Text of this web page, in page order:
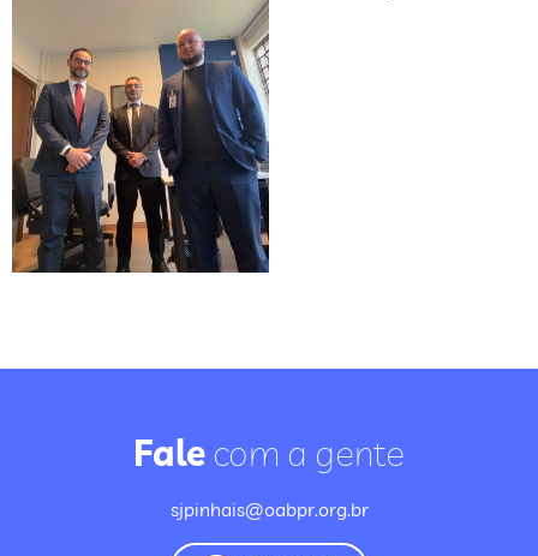
Fale com a gente
sjpinhais@oabpr.org.br